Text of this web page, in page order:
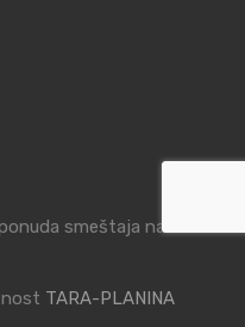
smeštaja na
TARA-PLANINA